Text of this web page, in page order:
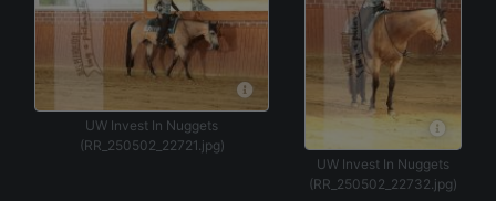
UW Invest In Nuggets
(RR_250502_22721.jpg)
UW Invest In Nuggets
(RR_250502_22732.jpg)